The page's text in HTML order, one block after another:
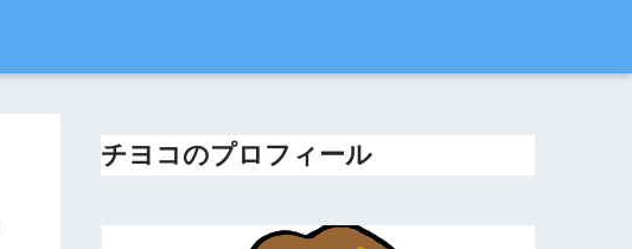
チヨコのプロフィール